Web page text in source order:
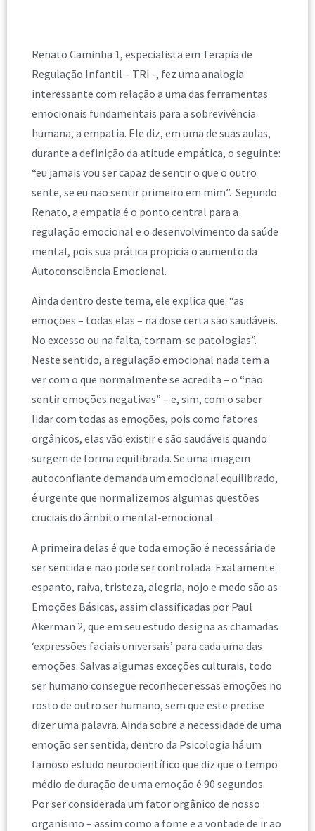
Renato Caminha 1, especialista em Terapia de
Regulação Infantil – TRI -, fez uma analogia
interessante com relação a uma das ferramentas
emocionais fundamentais para a sobrevivência
humana, a empatia. Ele diz, em uma de suas aulas,
durante a definição da atitude empática, o seguinte:
“eu jamais vou ser capaz de sentir o que o outro
sente, se eu não sentir primeiro em mim”. Segundo
Renato, a empatia é o ponto central para a
regulação emocional e o desenvolvimento da saúde
mental, pois sua prática propicia o aumento da
Autoconsciência Emocional.
Ainda dentro deste tema, ele explica que: “as
emoções – todas elas – na dose certa são saudáveis.
No excesso ou na falta, tornam-se patologias”.
Neste sentido, a regulação emocional nada tem a
ver com o que normalmente se acredita – o “não
sentir emoções negativas” – e, sim, com o saber
lidar com todas as emoções, pois como fatores
orgânicos, elas vão existir e são saudáveis quando
surgem de forma equilibrada. Se uma imagem
autoconfiante demanda um emocional equilibrado,
é urgente que normalizemos algumas questões
cruciais do âmbito mental-emocional.
A primeira delas é que toda emoção é necessária de
ser sentida e não pode ser controlada. Exatamente:
espanto, raiva, tristeza, alegria, nojo e medo são as
Emoções Básicas, assim classificadas por Paul
Akerman 2, que em seu estudo designa as chamadas
‘expressões faciais universais’ para cada uma das
emoções. Salvas algumas exceções culturais, todo
ser humano consegue reconhecer essas emoções no
rosto de outro ser humano, sem que este precise
dizer uma palavra. Ainda sobre a necessidade de uma
emoção ser sentida, dentro da Psicologia há um
famoso estudo neurocientífico que diz que o tempo
médio de duração de uma emoção é 90 segundos.
Por ser considerada um fator orgânico de nosso
organismo – assim como a fome e a vontade de ir ao